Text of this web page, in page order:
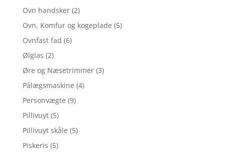
Ovn handsker (2)
Ovn, Komfur og kogeplade (5)
Ovnfast fad (6)
Ølglas (2)
Øre og Næsetrimmer (3)
Pålægsmaskine (4)
Personvægte (9)
Pillivuyt (5)
Pillivuyt skåle (5)
Piskeris (5)